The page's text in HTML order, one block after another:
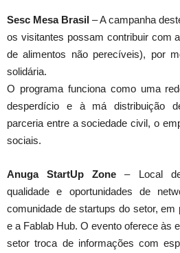
Sesc Mesa Brasil – A campanha
os visitantes possam contribuir com
de alimentos não perecíveis), por
solidária.
O programa funciona como uma
desperdício e à má distribuição
parceria entre a sociedade civil, o
sociais.
Anuga StartUp Zone – Local
qualidade e oportunidades de
comunidade de startups do setor,
e a Fablab Hub. O evento oferece às
setor troca de informações com